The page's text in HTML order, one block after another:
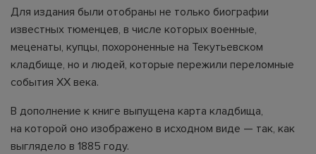
Для издания были отобраны не только биографии
известных тюменцев, в числе которых военные,
меценаты, купцы, похороненные на Текутьевском
кладбище, но и людей, которые пережили переломные
события XX века.
В дополнение к книге выпущена карта кладбища,
на которой оно изображено в исходном виде — так, как
выглядело в 1885 году.